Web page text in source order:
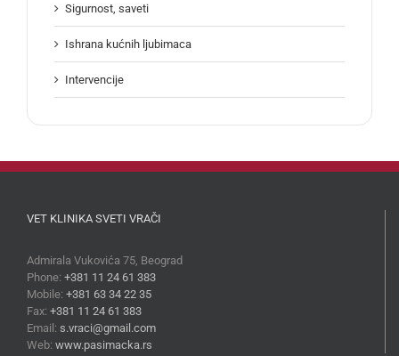
Sigurnost, saveti
Ishrana kućnih ljubimaca
Intervencije
VET KLINIKA SVETI VRAČI
Admirala Vukovića 75, Beograd
Phone: +381 11 24 61 383
Mobile: +381 63 34 22 35
Fax: +381 11 24 61 383
Email: s.vraci@gmail.com
Web: www.pasimacka.rs